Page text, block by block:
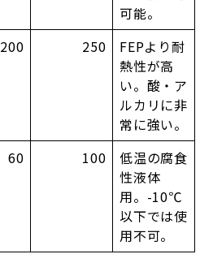
可能。
200 250
FEPより耐
熱性が高
い。酸・ア
ルカリに非
常に強い。
60 100
低温の腐食
性液体
用。-10℃
以下では使
用不可。